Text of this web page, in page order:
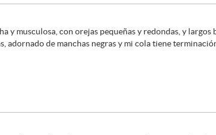
y musculosa, con orejas pequeñas y redondas, y
adornado de manchas negras y mi cola tiene